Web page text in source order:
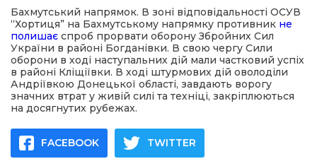
політика
місія
Бахмутський напрямок. В зоні відповідальності ОСУВ
“Хортиця” на Бахмутському напрямку противник не
полишає спроб прорвати оборону Збройних Сил
України в районі Богданівки. В свою чергу Сили
оборони в ході наступальних дій мали частковий успіх
в районі Кліщіївки. В ході штурмових дій оволоділи
Андріївкою Донецької області, завдають ворогу
значних втрат у живій силі та техніці, закріплюються
на досягнутих рубежах.
FACEBOOK TWITTER